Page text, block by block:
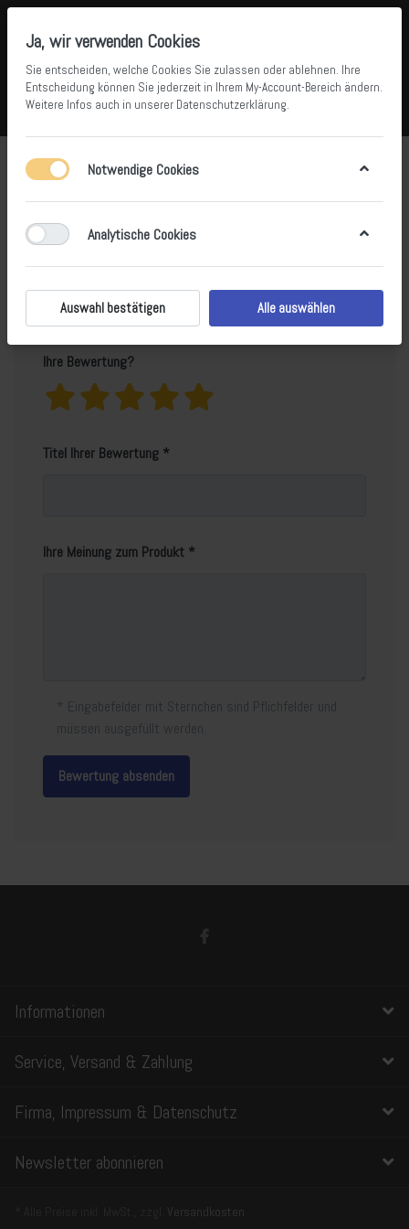
Menü Anmelden Vergleichen Wunschliste
Produktbewertungen
für
Trial Jersey Mots Pre-65
Ihre Bewertung?
Titel Ihrer Bewertung
Ihre Meinung zum Produkt
* Eingabefelder mit Sternchen sind Pflichfelder und
müssen ausgefüllt werden.
Bewertung absenden
Informationen
Service, Versand & Zahlung
Firma, Impressum & Datenschutz
Newsletter abonnieren
Versandkosten
Ja, wir verwenden Cookies
Sie entscheiden, welche Cookies Sie zulassen oder ablehnen. Ihre
Entscheidung können Sie jederzeit in Ihrem My-Account-Bereich ändern.
Weitere Infos auch in unserer Datenschutzerklärung.
Notwendige Cookies
Analytische Cookies
Auswahl bestätigen Alle auswählen